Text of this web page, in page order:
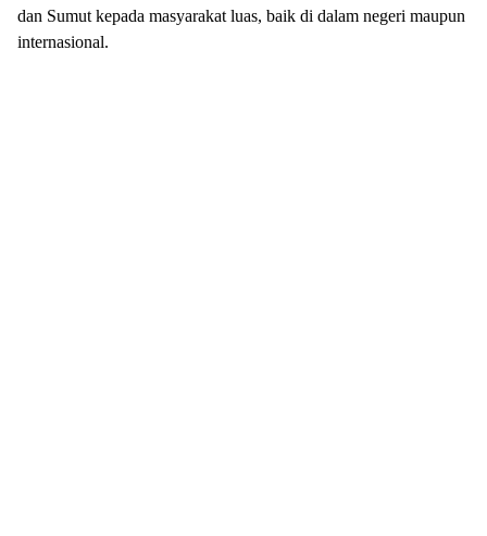
dan Sumut kepada masyarakat luas, baik di dalam negeri maupun
internasional.